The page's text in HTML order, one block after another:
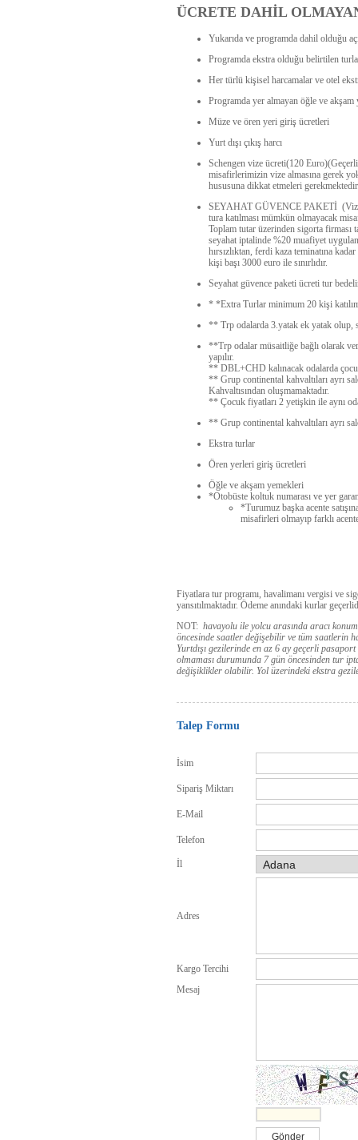
ÜCRETE DAHİL
Yukarıda ve programda dahil olduğu
Programda ekstra olduğu belirtilen
Her türlü kişisel harcamalar ve otel
Programda yer almayan öğle ve akşam
Müze ve ören yeri giriş ücretleri
Yurt dışı çıkış harcı
Schengen vize ücreti(120
misafirlerimizin vize almasına gerek
hususuna dikkat etmeleri
SEYAHAT GÜVENCE PAKETİ (Vize
tura katılması mümkün olmayacak
Toplam tutar üzerinden sigorta firması
seyahat iptalinde %20 muafiyet
hırsızlıktan, ferdi kaza teminatına
kişi başı 3000 euro ile sınırlıdır.
Seyahat güvence paketi ücreti tur
* *Extra Turlar minimum 20 kişi
** Trp odalarda 3.yatak ek yatak olup,
**Trp odalar müsaitliğe bağlı olarak
yapılır.
** DBL+CHD kalınacak odalarda
** Grup continental kahvaltıları ayrı
Kahvaltısından oluşmamaktadır.
** Çocuk fiyatları 2 yetişkin ile aynı
** Grup continental kahvaltıları ayrı
Ekstra turlar
Ören yerleri giriş ücretleri
Öğle ve akşam yemekleri
*Otobüste koltuk numarası ve yer
*Turumuz başka acente
misafirleri olmayıp farklı
Fiyatlara tur programı, havalimanı vergisi ve
yansıtılmaktadır. Ödeme anındaki kurlar
NOT: havayolu ile yolcu arasında aracı
öncesinde saatler değişebilir ve tüm saatlerin
Yurtdışı gezilerinde en az 6 ay geçerli
olmaması durumunda 7 gün öncesinden tur
değişiklikler olabilir. Yol üzerindeki ekstra
Talep Formu
İsim
Sipariş Miktarı
E-Mail
Telefon
İl
Adres
Kargo Tercihi
Mesaj